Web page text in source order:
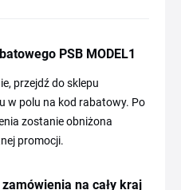
PSB MODEL1
przejdź do sklepu
w polu na kod rabatowy. Po
zostanie obniżona
promocji.
zamówienia na cały kraj